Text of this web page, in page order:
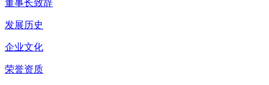
董事长致辞
发展历史
企业文化
荣誉资质